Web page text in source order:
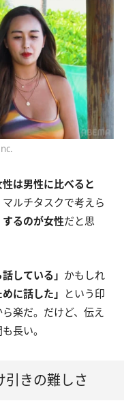
性は男性に比べると
ルチタスクで考えら
るのが女性だと思
している」 かもしれ
に話した」 という印
楽だ。だけど、伝え
長い。
引きの難しさ